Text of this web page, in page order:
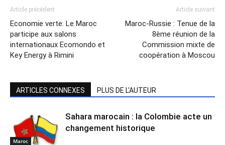
Article précédent
Economie verte: Le Maroc
participe aux salons
internationaux Ecomondo et
Key Energy à Rimini
Article suivant
Maroc-Russie : Tenue de la
8ème réunion de la
Commission mixte de
coopération à Moscou
ARTICLES CONNEXES PLUS DE L'AUTEUR
Maroc
Sahara marocain : la Colombie acte un
changement historique